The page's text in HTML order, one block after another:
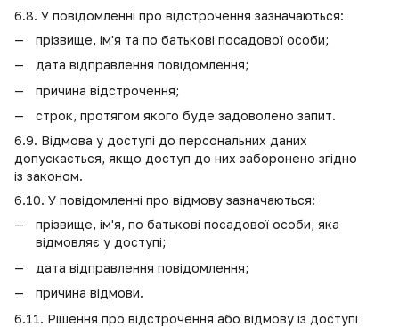
6.8. У повідомленні про відстрочення зазначаються:
прізвище, ім'я та по батькові посадової особи;
дата відправлення повідомлення;
причина відстрочення;
строк, протягом якого буде задоволено запит.
6.9. Відмова у доступі до персональних даних
допускається, якщо доступ до них заборонено згідно
із законом.
6.10. У повідомленні про відмову зазначаються:
прізвище, ім'я, по батькові посадової особи, яка
відмовляє у доступі;
дата відправлення повідомлення;
причина відмови.
6.11. Рішення про відстрочення або відмову із доступі